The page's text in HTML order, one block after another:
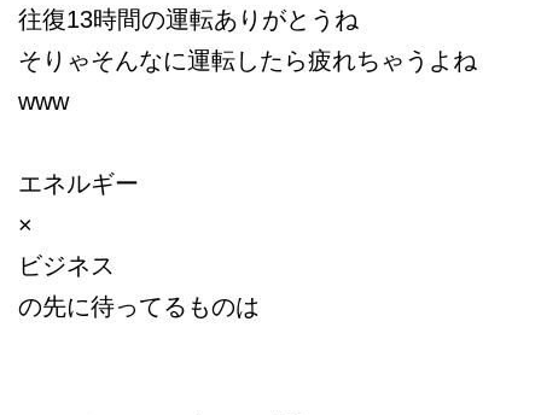
往復13時間の運転ありがとうね
そりゃそんなに運転したら疲れちゃうよね
www
エネルギー
×
ビジネス
の先に待ってるものは